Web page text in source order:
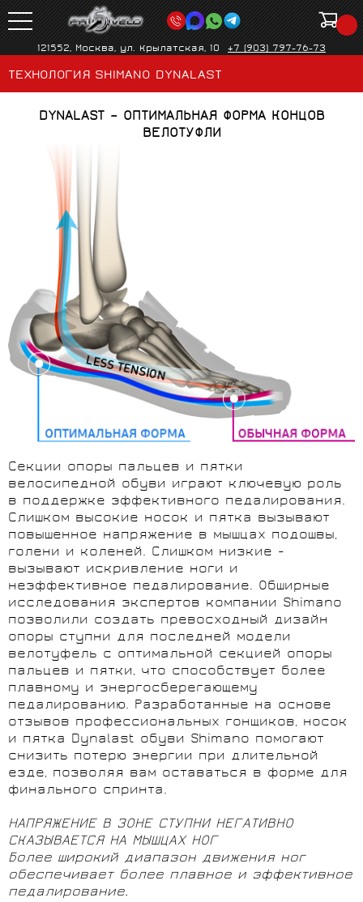
121552, Москва, ул. Крылатская, 10 +7 (903) 797-76-73
ТЕХНОЛОГИЯ SHIMANO DYNALAST
DYNALAST – ОПТИМАЛЬНАЯ ФОРМА КОНЦОВ
ВЕЛОТУФЛИ
Секции опоры пальцев и пятки
велосипедной обуви играют ключевую роль
в поддержке эффективного педалирования.
Слишком высокие носок и пятка вызывают
повышенное напряжение в мышцах подошвы,
голени и коленей. Слишком низкие -
вызывают искривление ноги и
неэффективное педалирование. Обширные
исследования экспертов компании Shimano
позволили создать превосходный дизайн
опоры ступни для последней модели
велотуфель с оптимальной секцией опоры
пальцев и пятки, что способствует более
плавному и энергосберегающему
педалированию. Разработанные на основе
отзывов профессиональных гонщиков, носок
и пятка Dynalast обуви Shimano помогают
снизить потерю энергии при длительной
езде, позволяя вам оставаться в форме для
финального спринта.
НАПРЯЖЕНИЕ В ЗОНЕ СТУПНИ НЕГАТИВНО
СКАЗЫВАЕТСЯ НА МЫШЦАХ НОГ
Более широкий диапазон движения ног
обеспечивает более плавное и эффективное
педалирование.